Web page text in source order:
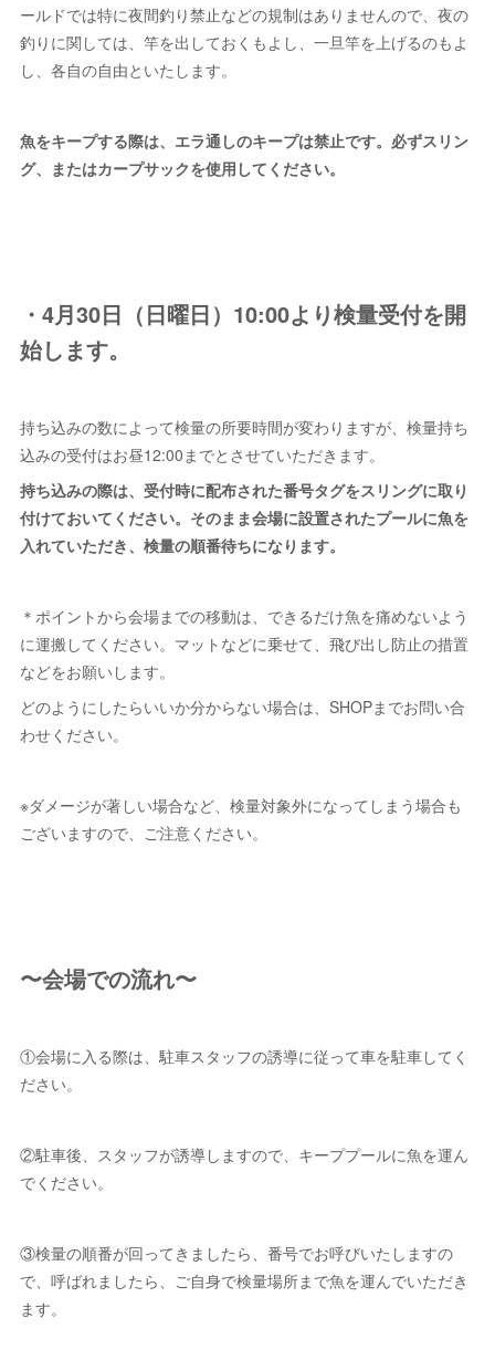
ールドでは特に夜間釣り禁止などの規制はありませんので、夜の
釣りに関しては、竿を出しておくもよし、一旦竿を上げるのもよ
し、各自の自由といたします。
魚をキープする際は、エラ通しのキープは禁止です。必ずスリン
グ、またはカープサックを使用してください。
・4月30日（日曜日）10:00より検量受付を開
始します。
持ち込みの数によって検量の所要時間が変わりますが、検量持ち
込みの受付はお昼12:00までとさせていただきます。
持ち込みの際は、受付時に配布された番号タグをスリングに取り
付けておいてください。そのまま会場に設置されたプールに魚を
入れていただき、検量の順番待ちになります。
＊ポイントから会場までの移動は、できるだけ魚を痛めないよう
に運搬してください。マットなどに乗せて、飛び出し防止の措置
などをお願いします。
どのようにしたらいいか分からない場合は、SHOPまでお問い合
わせください。
※ダメージが著しい場合など、検量対象外になってしまう場合も
ございますので、ご注意ください。
〜会場での流れ〜
①会場に入る際は、駐車スタッフの誘導に従って車を駐車してく
ださい。
②駐車後、スタッフが誘導しますので、キーププールに魚を運ん
でください。
③検量の順番が回ってきましたら、番号でお呼びいたしますの
で、呼ばれましたら、ご自身で検量場所まで魚を運んでいただき
ます。